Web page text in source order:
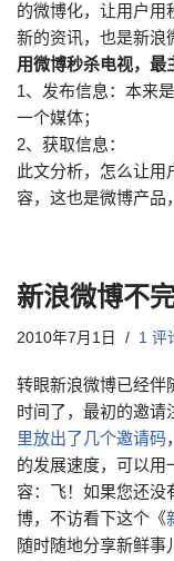
的微博化，让用户用
新的资讯，也是新浪
用微博秒杀电视，最
1、发布信息：本来
一个媒体；
2、获取信息：
此文分析，怎么让用
容，这也是微博产品
新浪微博不
2010年7月1日 1 评
转眼新浪微博已经伴
时间了，最初的邀请
里放出了几个邀请码
的发展速度，可以用
容：飞！如果您还没
博，不访看下这个《
随时随地分享新鲜事